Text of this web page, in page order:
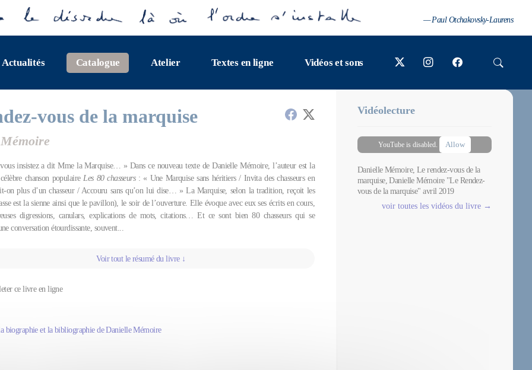
— Paul Otchakovsky-Laurens
Actualités Catalogue Atelier Textes en ligne Vidéos et sons
vous de la marquise
insistez a dit Mme la Marquise… » Dans ce nouveau texte de Danielle Mémoire, l’auteur est la
chanson populaireLes 80 chasseurs: « Une Marquise sans héritiers / Invita des chasseurs en
on plus d’un chasseur / Accouru sans qu’on lui dise… » La Marquise, selon la tradition, reçoit les
est la sienne ainsi que le pavillon), le soir de l’ouverture. Elle évoque avec eux ses écrits en cours,
digressions, canulars, explications de mots, citations… Et ce sont bien 80 chasseurs qui se
conversation étourdissante, souvent...
Voir tout le résumé du livre ↓
ce livre en ligne
biographie et la bibliographie de Danielle Mémoire
Vidéolecture
YouTube is disabled. Allow
Danielle Mémoire, Le rendez-vous de la
marquise, Danielle Mémoire "Le Rendez-
vous de la marquise" avril 2019
voir toutes les vidéos du livre →